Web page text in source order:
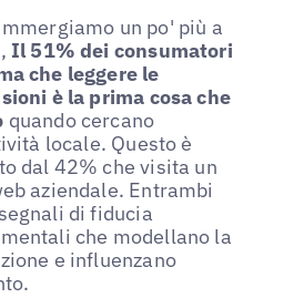
un po' più a
Il 51% dei consumatori
che leggere le
è la prima cosa che
quando cercano
locale. Questo è
dal 42% che visita un
aziendale. Entrambi
di fiducia
che modellano la
e influenzano